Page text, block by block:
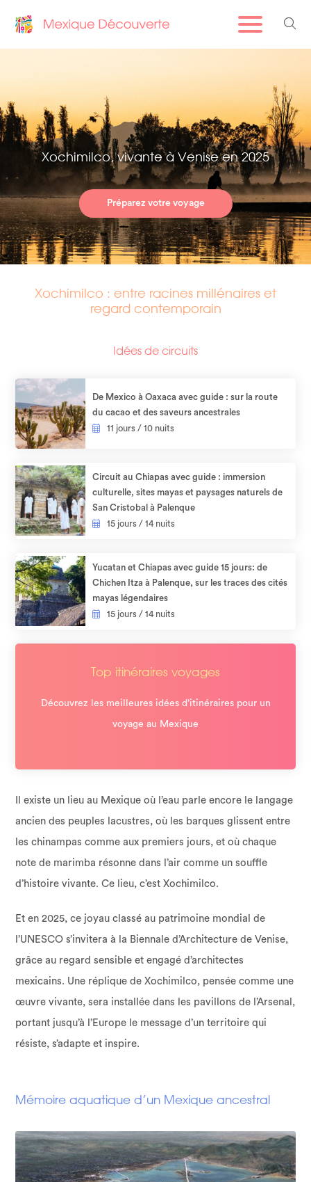
Xochimilco, vivante à Venise en 2025
Préparez votre voyage
Xochimilco : entre racines millénaires et
regard contemporain
Il existe un lieu au Mexique où l’eau parle encore le langage
ancien des peuples lacustres, où les barques glissent entre
les chinampas comme aux premiers jours, et où chaque
note de marimba résonne dans l’air comme un souffle
d’histoire vivante. Ce lieu, c’est Xochimilco.
Et en 2025, ce joyau classé au patrimoine mondial de
l’UNESCO s’invitera à la Biennale d’Architecture de Venise,
grâce au regard sensible et engagé d’architectes
mexicains. Une réplique de Xochimilco, pensée comme une
œuvre vivante, sera installée dans les pavillons de l’Arsenal,
portant jusqu’à l’Europe le message d’un territoire qui
résiste, s’adapte et inspire.
Mémoire aquatique d’un Mexique ancestral
Idées de circuits
De Mexico à Oaxaca avec guide : sur la route
du cacao et des saveurs ancestrales
11 jours / 10 nuits
Circuit au Chiapas avec guide : immersion
culturelle, sites mayas et paysages naturels de
San Cristobal à Palenque
15 jours / 14 nuits
Yucatan et Chiapas avec guide 15 jours: de
Chichen Itza à Palenque, sur les traces des cités
mayas légendaires
15 jours / 14 nuits
Top itinéraires voyages
Découvrez les meilleures idées d’itinéraires pour un
voyage au Mexique